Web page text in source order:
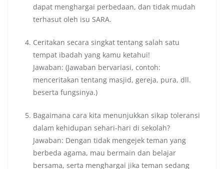
dapat menghargai perbedaan, dan tidak mudah
terhasut oleh isu SARA.
Ceritakan secara singkat tentang salah satu
tempat ibadah yang kamu ketahui!
Jawaban: (Jawaban bervariasi, contoh:
menceritakan tentang masjid, gereja, pura, dll.
beserta fungsinya.)
Bagaimana cara kita menunjukkan sikap toleransi
dalam kehidupan sehari-hari di sekolah?
Jawaban: Dengan tidak mengejek teman yang
berbeda agama, mau bermain dan belajar
bersama, serta menghargai jika teman sedang